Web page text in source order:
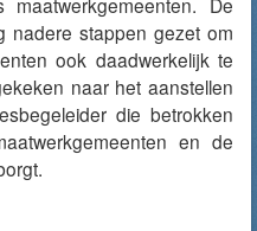
nadere stappen gezet om
ook daadwerkelijk te
naar het aanstellen
die betrokken
en de